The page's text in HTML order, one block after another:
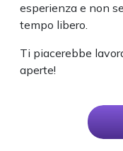
esperienza e non
tempo libero.
Ti piacerebbe
aperte!